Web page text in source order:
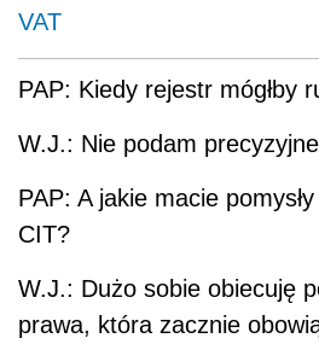
VAT
PAP: Kiedy rejestr mógłby
W.J.: Nie podam
PAP: A jakie macie
CIT?
W.J.: Dużo sobie obiecuję
prawa, która zacznie